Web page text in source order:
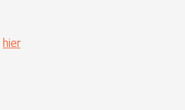
hier